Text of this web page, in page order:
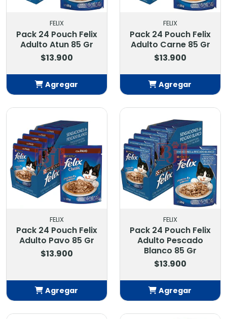
FELIX
Pack 24 Pouch Felix
Adulto Atun 85 Gr
$13.900
Agregar
FELIX
Pack 24 Pouch Felix
Adulto Carne 85 Gr
$13.900
Agregar
FELIX
Pack 24 Pouch Felix
Adulto Pavo 85 Gr
$13.900
Agregar
Añadido
FELIX
Pack 24 Pouch Felix
Adulto Pescado
Blanco 85 Gr
$13.900
Agregar
Añadido